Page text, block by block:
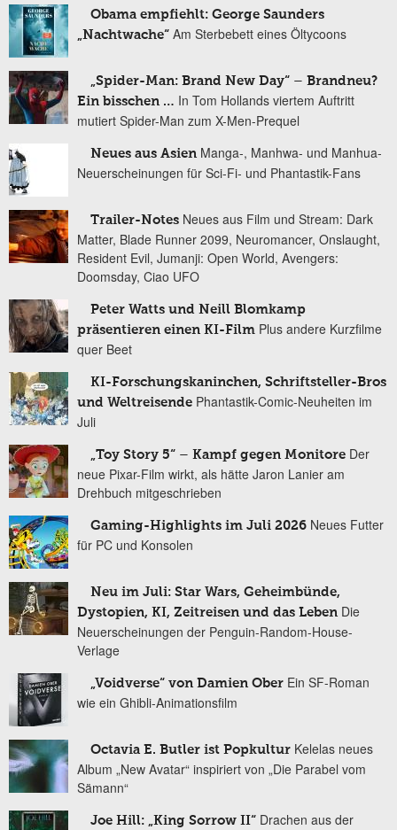
Obama empfiehlt: George Saunders
„Nachtwache“ Am Sterbebett eines Öltycoons
„Spider-Man: Brand New Day“ – Brandneu?
Ein bisschen … In Tom Hollands viertem Auftritt
mutiert Spider-Man zum X-Men-Prequel
Neues aus Asien Manga-, Manhwa- und Manhua-
Neuerscheinungen für Sci-Fi- und Phantastik-Fans
Trailer-Notes Neues aus Film und Stream: Dark
Matter, Blade Runner 2099, Neuromancer, Onslaught,
Resident Evil, Jumanji: Open World, Avengers:
Doomsday, Ciao UFO
Peter Watts und Neill Blomkamp
präsentieren einen KI-Film Plus andere Kurzfilme
quer Beet
KI-Forschungskaninchen, Schriftsteller-Bros
und Weltreisende Phantastik-Comic-Neuheiten im
Juli
„Toy Story 5“ – Kampf gegen Monitore Der
neue Pixar-Film wirkt, als hätte Jaron Lanier am
Drehbuch mitgeschrieben
Gaming-Highlights im Juli 2026 Neues Futter
für PC und Konsolen
Neu im Juli: Star Wars, Geheimbünde,
Dystopien, KI, Zeitreisen und das Leben Die
Neuerscheinungen der Penguin-Random-House-
Verlage
„Voidverse“ von Damien Ober Ein SF-Roman
wie ein Ghibli-Animationsfilm
Octavia E. Butler ist Popkultur Kelelas neues
Album „New Avatar“ inspiriert von „Die Parabel vom
Sämann“
Joe Hill: „King Sorrow II“ Drachen aus der